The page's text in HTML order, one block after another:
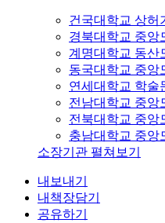
건국대학교 상허
경북대학교 중앙
계명대학교 동산
동국대학교 중앙
연세대학교 학술
전남대학교 중앙
전북대학교 중앙
충남대학교 중앙
소장기관 펼쳐보기
내보내기
내책장담기
공유하기